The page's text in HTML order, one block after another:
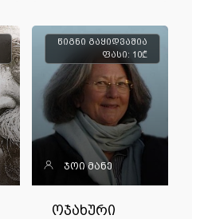
წიგნი გაყიდვაშია
ფასი: 10₾
ჯოი მანე
ოჯახური